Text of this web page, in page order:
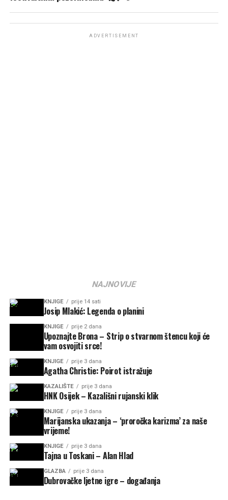
ADVERTISEMENT
NAJNOVIJE
KNJIGE prije 14 sati
Josip Mlakić: Legenda o planini
KNJIGE prije 2 dana
Upoznajte Brona – Strip o stvarnom štencu koji će
vam osvojiti srce!
KNJIGE prije 3 dana
Agatha Christie: Poirot istražuje
KAZALIŠTE prije 3 dana
HNK Osijek – Kazališni rujanski klik
KNJIGE prije 3 dana
Marijanska ukazanja – ‘proročka karizma’ za naše
vrijeme!
KNJIGE prije 3 dana
Tajna u Toskani – Alan Hlad
GLAZBA prije 3 dana
Dubrovačke ljetne igre – događanja